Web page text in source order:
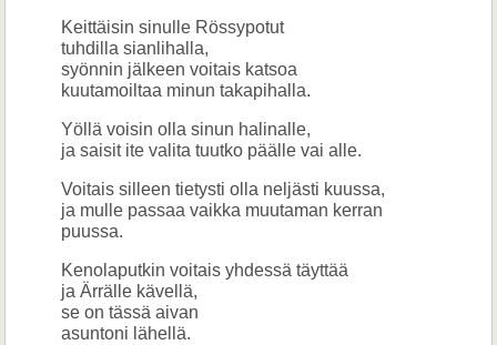
Keittäisin sinulle Rössypotut
tuhdilla sianlihalla,
syönnin jälkeen voitais katsoa
kuutamoiltaa minun takapihalla.
Yöllä voisin olla sinun halinalle,
ja saisit ite valita tuutko päälle vai alle.
Voitais silleen tietysti olla neljästi kuussa,
ja mulle passaa vaikka muutaman kerran
puussa.
Kenolaputkin voitais yhdessä täyttää
ja Ärrälle kävellä,
se on tässä aivan
asuntoni lähellä.